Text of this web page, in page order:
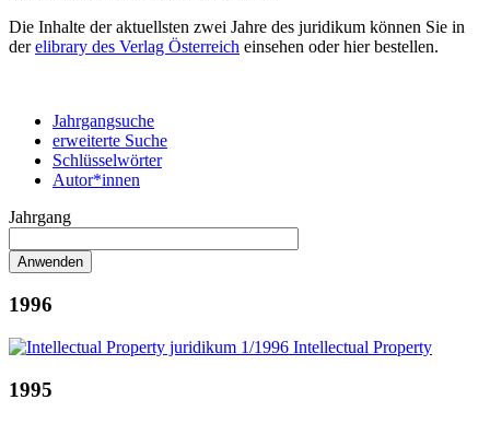
Die Inhalte der aktuellsten zwei Jahre des juridikum können Sie in
derelibrary des Verlag Österreich einsehen oder hier bestellen.
Jahrgangsuche
erweiterte Suche
Schlüsselwörter
Autor*innen
Jahrgang
1996
1995